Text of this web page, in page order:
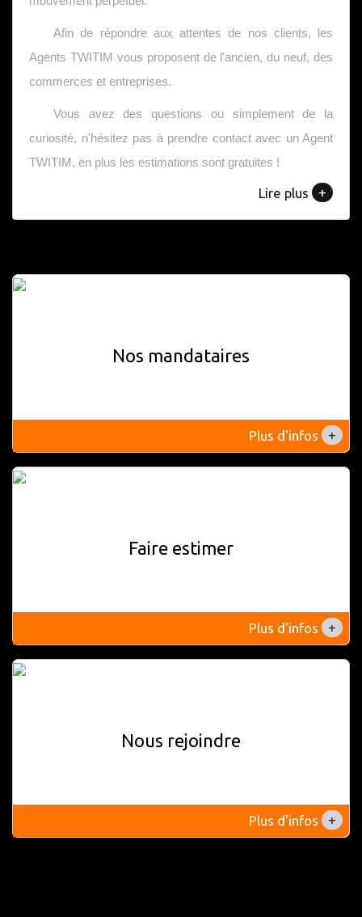
Afin de répondre aux attentes de nos clients, les
Agents TWITIM vous proposent de l'ancien, du neuf, des
commerces et entreprises.
Vous avez des questions ou simplement de la
curiosité, n'hésitez pas à prendre contact avec un Agent
TWITIM, en plus les estimations sont gratuites !
Lire plus +
Nos mandataires
Plus d'infos +
Faire estimer
Plus d'infos +
Nous rejoindre
Plus d'infos +